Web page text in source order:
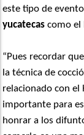
este tipo de
yucatecas como el
“Pues recordar
la técnica de
relacionado con el
importante para
honrar a los